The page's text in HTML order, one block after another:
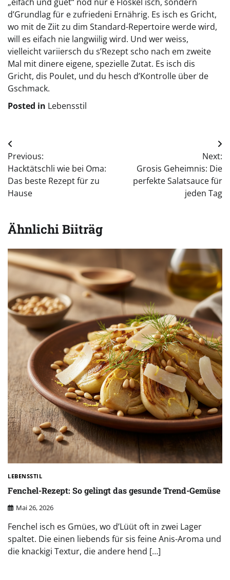
d’Grundlag für e zufriedeni Ernährig. Es isch es Gricht,
wo mit de Ziit zu dim Standard-Repertoire werde wird,
will es eifach nie langwiilig wird. Und wer weiss,
vielleicht variiersch du s’Rezept scho nach em zweite
Mal mit dinere eigene, spezielle Zutat. Es isch dis
Gricht, dis Poulet, und du hesch d’Kontrolle über de
Gschmack.
Posted in Lebensstil
Beitragsnavigation
Previous:
Hacktätschli wie bei Oma:
Das beste Rezept für zu
Hause
Next:
Grosis Geheimnis: Die
perfekte Salatsauce für
jeden Tag
Ähnlichi Biiträg
LEBENSSTIL
Fenchel-Rezept: So gelingt das gesunde Trend-Gemüse
Mai 26, 2026
Fenchel isch es Gmües, wo d’Lüüt oft in zwei Lager
spaltet. Die einen liebends für sis feine Anis-Aroma und
die knackigi Textur, die andere hend […]